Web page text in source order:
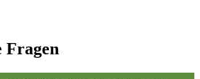
Fragen